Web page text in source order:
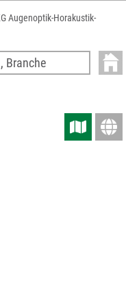
Augenoptik-Horakustik-